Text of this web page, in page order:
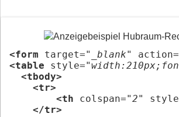
<form target="_blank" action=
<table style=
<tbody>
<tr>
<th colspan="2"
</tr>